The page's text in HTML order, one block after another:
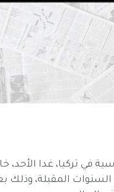
في تركيا، غدا
المقبلة، وذلك